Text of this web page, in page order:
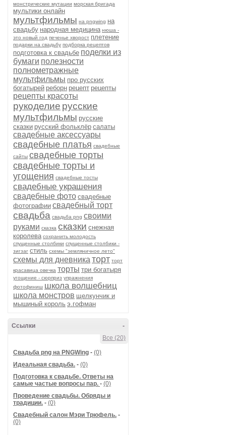
монстрические мутации морская бригада
мультики онлайн
мультфильмы на pngwing на
свадьбу народная медицина нюша -
это новый год печенье хворост плетение
подарки на свадьбу подборка рецептов
подготовка к свадьбе поделки из
бумаги полезности
полнометражные
мультфильмы про русских
богатырей реборн рецепт рецепты
рецепты красоты
рукоделие русские
мультфильмы русские
сказки русский фольклёр салаты
свадебные аксессуары
свадебные платья свадебные
сайты свадебные торты
свадебные торты и
угощения свадебные тосты
свадебные украшения
свадебные фото свадебные
фотографии свадебный торт
свадьба свадьба png своими
руками сказка сказки снежная
королева сохранить молодость
спущенные столбики спущенные столбики -
зигзаг стиль схемы "земляничное лето"
схемы для дневника торт торт
красавица овечка торты три богатыря
угощение - сюрприз упражнения
фотофиниш школа волшебниц
школа монстров щелкунчик и
мышиный король э.гофман
-
Ссылки
Все (20)
Cвадьба png на PNGWing - (0)
Идеальная свадьба. - (0)
Подготовка к свадьбе. Ответы на
самые частые вопросы пар. - (0)
Проведение свадьбы. Обряды и
традиции. - (0)
Свадебный салон Мэри Трюфель. -
(0)